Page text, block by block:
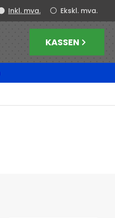
Ekskl. mva.
Inkl. mva.
KASSEN